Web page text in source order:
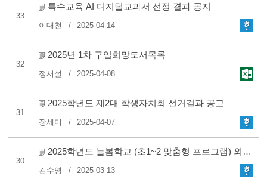
33
특수교육 AI 디지털교과서 선정 결과 공지
이대천 2025-04-14
32
2025년 1차 구입희망도서목록
정서설 2025-04-08
31
2025학년도 제2대 학생자치회 선거결과 공고
장세미 2025-04-07
30
2025학년도 늘봄학교 (초1~2 맞춤형 프로그램) 외부위탁강사 최..
김수영 2025-03-13